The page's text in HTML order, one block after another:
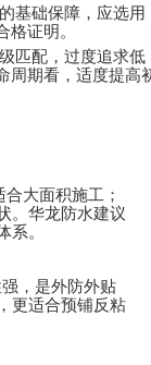
基础保障，应选用
证明。
匹配，过度追求低
周期看，适度提高
大面积施工；
。华龙防水建议
系。
，是外防外贴
更适合预铺反粘